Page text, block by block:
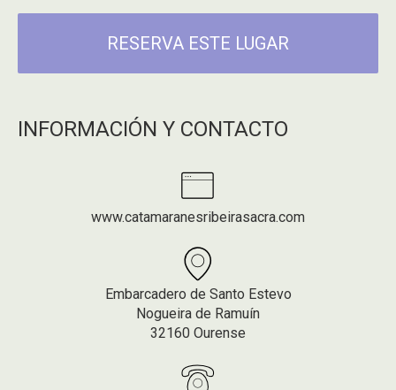
RESERVA ESTE LUGAR
INFORMACIÓN Y CONTACTO
www.catamaranesribeirasacra.com
Embarcadero de Santo Estevo
Nogueira de Ramuín
32160 Ourense